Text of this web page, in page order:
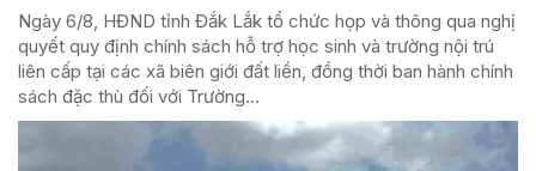
Ngày 6/8, HĐND tỉnh Đắk Lắk tổ chức họp và thông qua nghị
quyết quy định chính sách hỗ trợ học sinh và trường nội trú
liên cấp tại các xã biên giới đất liền, đồng thời ban hành chính
sách đặc thù đối với Trường...